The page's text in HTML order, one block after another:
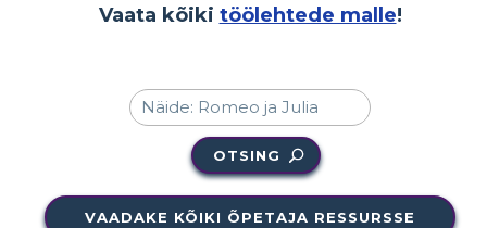
Vaata kõiki töölehtede malle!
OTSING
VAADAKE KÕIKI ÕPETAJA RESSURSSE